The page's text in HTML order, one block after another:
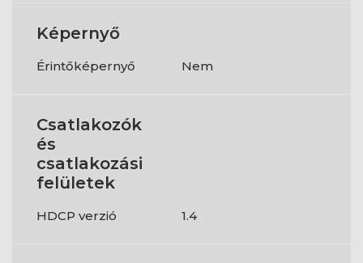
Képernyő
Érintőképernyő Nem
Csatlakozók
és
csatlakozási
felületek
HDCP verzió 1.4